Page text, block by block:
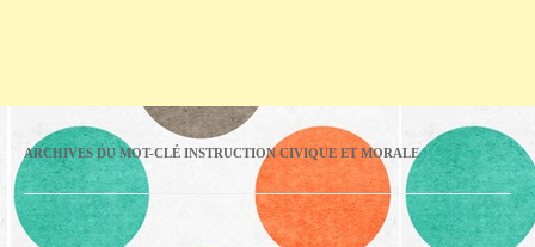
ARCHIVES DU MOT-CLÉ INSTRUCTION CIVIQUE ET MORALE